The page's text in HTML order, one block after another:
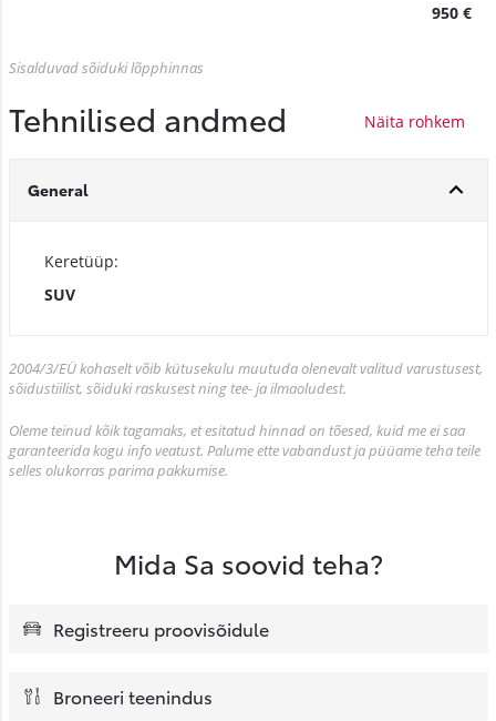
950 €
Sisalduvad sõiduki lõpphinnas
Tehnilised andmed
General
Keretüüp:
SUV
2004/3/EÜ kohaselt võib kütusekulu muutuda olenevalt valitud varustusest,
sõidustiilist, sõiduki raskusest ning tee- ja ilmaoludest.
Oleme teinud kõik tagamaks, et esitatud hinnad on tõesed, kuid me ei saa
garanteerida kogu info veatust. Palume ette vabandust ja püüame teha teile
selles olukorras parima pakkumise.
Mida Sa soovid teha?
Registreeru proovisõidule
Broneeri teenindus